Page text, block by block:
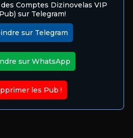
Comptes Dizinovelas VIP
sur Telegram!
sur Telegram
sur WhatsApp
les Pub !